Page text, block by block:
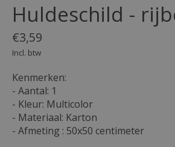
Huldeschild -
€3,59
Incl. btw
Kenmerken:
- Aantal: 1
- Kleur: Multicolor
- Materiaal: Karton
- Afmeting : 50x50 centimeter